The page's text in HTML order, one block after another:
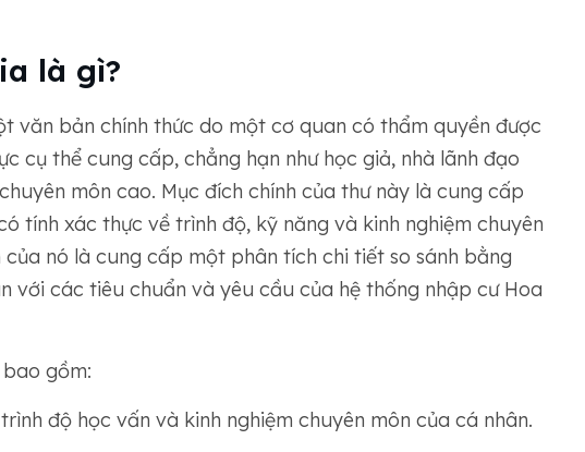
là gì?
văn bản chính thức do một cơ quan có thẩm quyền được
cụ thể cung cấp, chẳng hạn như học giả, nhà lãnh đạo
môn cao. Mục đích chính của thư này là cung cấp
tính xác thực về trình độ, kỹ năng và kinh nghiệm chuyên
của nó là cung cấp một phân tích chi tiết so sánh bằng
với các tiêu chuẩn và yêu cầu của hệ thống nhập cư Hoa
gồm:
độ học vấn và kinh nghiệm chuyên môn của cá nhân.